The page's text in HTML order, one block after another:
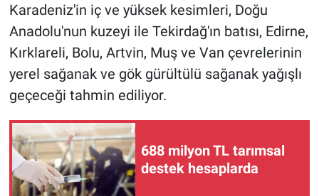
Karadeniz'in iç ve yüksek kesimleri, Doğu
Anadolu'nun kuzeyi ile Tekirdağ'ın batısı, Edirne,
Kırklareli, Bolu, Artvin, Muş ve Van çevrelerinin
yerel sağanak ve gök gürültülü sağanak yağışlı
geçeceği tahmin ediliyor.
688 milyon TL tarımsal
destek hesaplarda